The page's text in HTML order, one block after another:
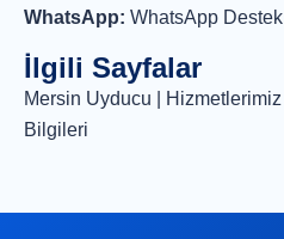
WhatsApp: WhatsApp Destek
İlgili Sayfalar
Mersin Uyducu Hizmetlerimiz
Bilgileri